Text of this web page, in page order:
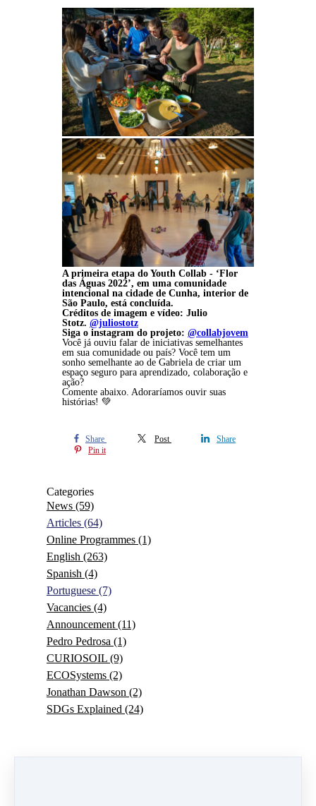
A primeira etapa do Youth Collab - ‘Flor
das Águas 2022’, em uma comunidade
intencional na cidade de Cunha, interior de
São Paulo, está concluída.
Créditos de imagem e vídeo: Julio
Stotz. @juliostotz
Siga o instagram do projeto: @collabjovem
Você já ouviu falar de iniciativas semelhantes
em sua comunidade ou país? Você tem um
sonho semelhante ao de Gabriela de criar um
espaço seguro para aprendizado, colaboração e
ação?
Comente abaixo. Adoraríamos ouvir suas
histórias! 💚
Share Post
Share
Pin it
Categories
News (59)
Articles (64)
Online Programmes (1)
English (263)
Spanish (4)
Portuguese (7)
Vacancies (4)
Announcement (11)
Pedro Pedrosa (1)
CURIOSOIL (9)
ECOSystems (2)
Jonathan Dawson (2)
SDGs Explained (24)